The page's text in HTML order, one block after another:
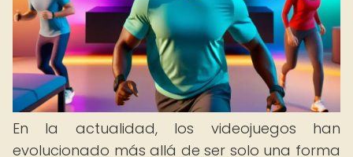
En la actualidad, los videojuegos han
evolucionado más allá de ser solo una forma